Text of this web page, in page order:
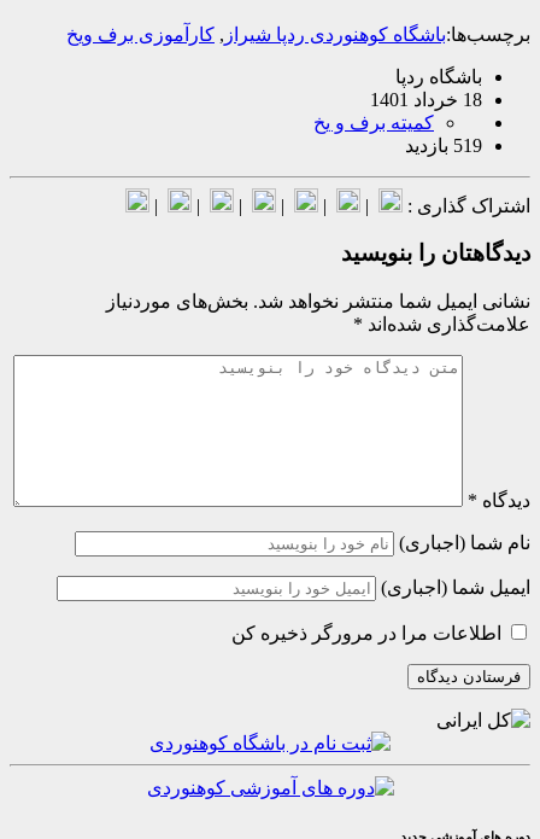
باشگاه کوهنوردی ردپا شیراز ,کارآموزی برف ویخ
ردپا
کمیته برف و یخ
:
|
|
|
|
|
|
را بنویسید
شما منتشر نخواهد شد. بخش‌های موردنیاز
شده‌اند*
(اجباری)
مرا در مرورگر ذخیره کن
جدید